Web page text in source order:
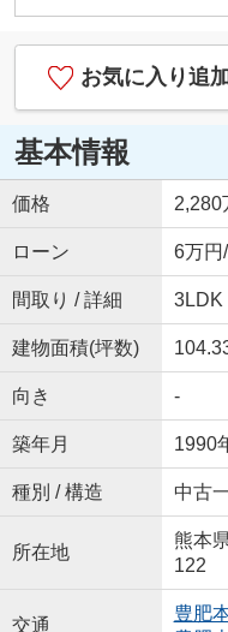
お気に入り追
基本情報
価格 2,280
ローン 6万円/
間取り / 詳細 3LDK
建物面積(坪数)
向き -
築年月 1990
種別 / 構造 中古
所在地
熊本
122
交通
豊肥